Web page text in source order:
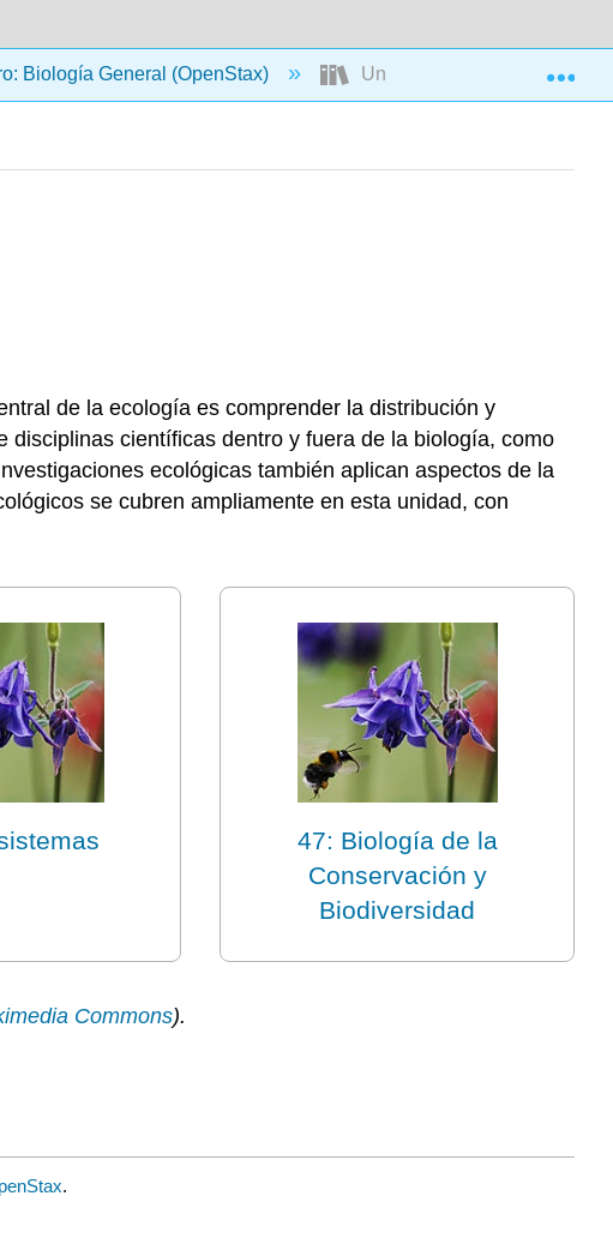
Biología General (OpenStax) Unidad VIII: Ecología
de la ecología es comprender la distribución y
científicas dentro y fuera de la biología, como
ecológicas también aplican aspectos de la
se cubren ampliamente en esta unidad, con
47: Biología de la
Conservación y
Biodiversidad
Commons).
.